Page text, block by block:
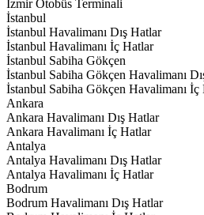
İzmir Otobüs Terminali
İstanbul
İstanbul Havalimanı Dış Hatlar
İstanbul Havalimanı İç Hatlar
İstanbul Sabiha Gökçen
İstanbul Sabiha Gökçen Havalimanı
İstanbul Sabiha Gökçen Havalimanı İç
Ankara
Ankara Havalimanı Dış Hatlar
Ankara Havalimanı İç Hatlar
Antalya
Antalya Havalimanı Dış Hatlar
Antalya Havalimanı İç Hatlar
Bodrum
Bodrum Havalimanı Dış Hatlar